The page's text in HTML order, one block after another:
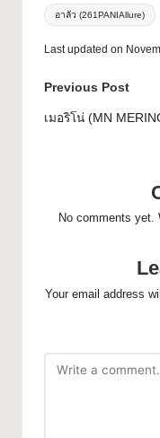
อาลัว (261PANIAllure)
Last updated on
Previous Post
เมอริโน่ (MN
No comments yet.
Your email address